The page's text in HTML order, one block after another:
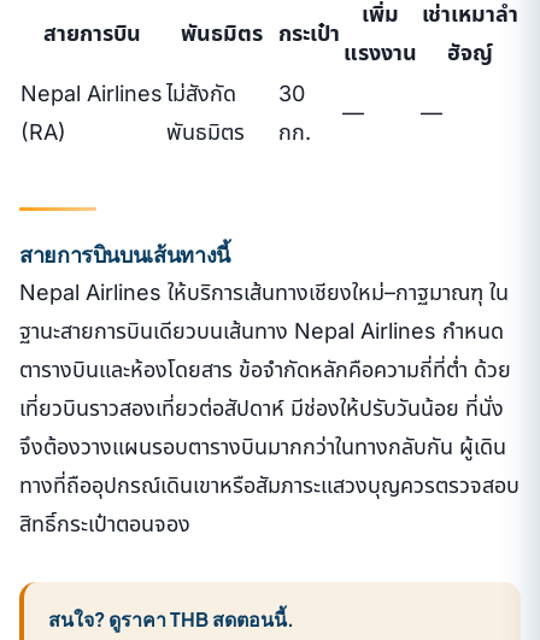
สายการบิน พันธมิตร กระเป๋า
เพิ่ม
แรงงาน
เช่าเหมาลำ
ฮัจญ์
Nepal Airlines
(RA)
ไม่สังกัด
พันธมิตร
30
กก.
— —
สายการบินบนเส้นทางนี้
Nepal Airlines ให้บริการเส้นทางเชียงใหม่–กาฐมาณฑุ ใน
ฐานะสายการบินเดียวบนเส้นทาง Nepal Airlines กำหนด
ตารางบินและห้องโดยสาร ข้อจำกัดหลักคือความถี่ที่ต่ำ ด้วย
เที่ยวบินราวสองเที่ยวต่อสัปดาห์ มีช่องให้ปรับวันน้อย ที่นั่ง
จึงต้องวางแผนรอบตารางบินมากกว่าในทางกลับกัน ผู้เดิน
ทางที่ถืออุปกรณ์เดินเขาหรือสัมภาระแสวงบุญควรตรวจสอบ
สิทธิ์กระเป๋าตอนจอง
สนใจ? ดูราคา THB สดตอนนี้.